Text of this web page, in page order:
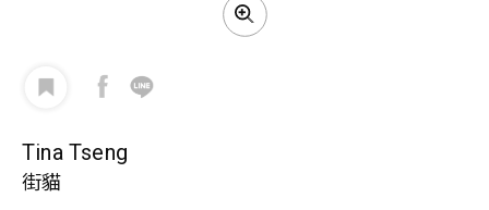
Tina Tseng
街貓